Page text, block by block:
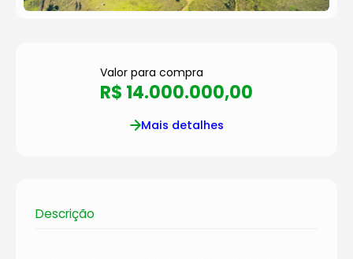
Valor para compra
R$ 14.000.000,00
Mais detalhes
Descrição